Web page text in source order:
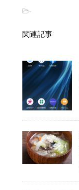
-
関連記事